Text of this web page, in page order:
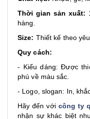
Thời gian sản xuất:
hàng.
Size: Thiết kế theo yêu
Quy cách:
- Kiểu dáng: Được
phú về màu sắc.
- Logo, slogan: In,
Hãy đến với công ty
nhận sự khác biệt